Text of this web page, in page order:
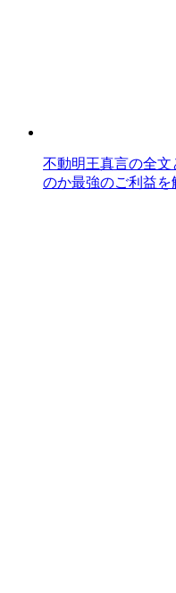
不動明王真言の全
のか最強のご利益を